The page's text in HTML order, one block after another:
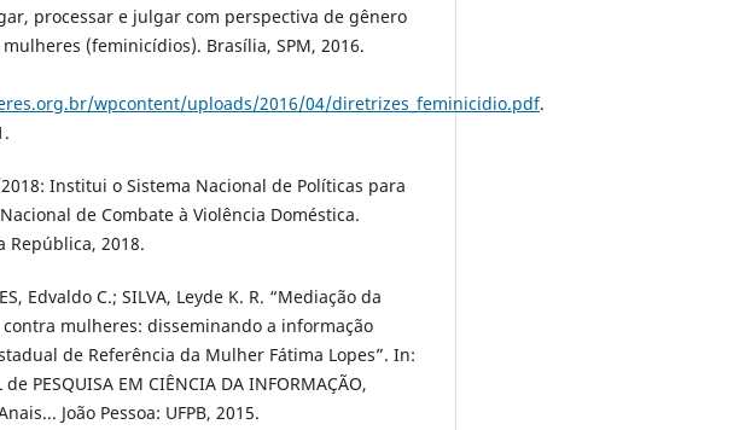
processar e julgar com perspectiva de gênero
(feminicídios). Brasília, SPM, 2016.
wpcontent/uploads/2016/04/diretrizes_feminicidio.pdf.
Institui o Sistema Nacional de Políticas para
de Combate à Violência Doméstica.
República, 2018.
Edvaldo C.; SILVA, Leyde K. R. “Mediação da
mulheres: disseminando a informação
de Referência da Mulher Fátima Lopes”. In:
PESQUISA EM CIÊNCIA DA INFORMAÇÃO,
João Pessoa: UFPB, 2015.